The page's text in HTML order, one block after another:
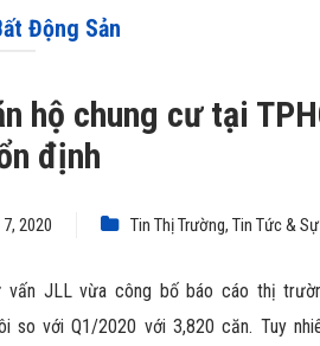
Động Sản
hộ chung cư tại
định
2020 Tin Thị Trường, Tin Tức &
vấn JLL vừa công bố báo cáo thị
so với Q1/2020 với 3,820 căn. Tuy